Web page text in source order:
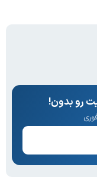
رو بدون!